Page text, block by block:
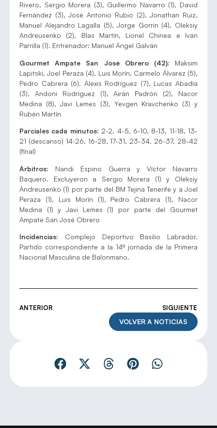
Rivero, Sergio Morera (3), Guillermo Navarro (1), David
Fernández (3), José Antonio Rubio (2), Jonathan Ruiz,
Manuel Alejandro Lagalla (5), Jorge Gorrin (4), Oleksiy
Andreusenko (2), Blas Martín, Lionel Chinea e Iván
Parrilla (1). Entrenador: Manuel Ángel Galván
Gourmet Ampate San José Obrero (42): Maksim
Lapitski, Joel Peraza (4), Luis Morín, Carmelo Álvarez (5),
Pedro Cabrera (6), Alexis Rodríguez (7), Lucas Abadía
(3), Andoni Rodríguez (1), Airán Padrón (2), Nacor
Medina (8), Javi Lemes (3), Yevgen Kravchenko (3) y
Rubén Martín
Parciales cada minutos: 2-2, 4-5, 6-10, 8-13, 11-18, 13-
21 (descanso) 14-26, 16-28, 17-31, 23-34, 26-37, 28-42
(final)
Árbitros: Nandi Espino Guerra y Víctor Navarro
Baquero. Excluyeron a Sergio Morera (1) y Oleksiy
Andreusenko (1) por parte del BM Tejina Tenerife y a Joel
Peraza (1), Luis Morín (1), Pedro Cabrera (1), Nacor
Medina (1) y Javi Lemes (1) por parte del Gourmet
Ampate San José Obrero
Incidencias: Complejo Deportivo Basilio Labrador.
Partido correspondiente a la 14º jornada de la Primera
Nacional Masculina de Balonmano.
ANTERIOR SIGUIENTE
VOLVER A NOTICIAS